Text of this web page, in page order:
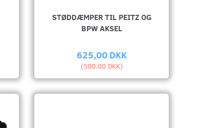
STØDDÆMPER TIL PEITZ OG
BPW AKSEL
625,00 DKK
(500,00 DKK)